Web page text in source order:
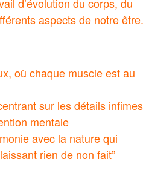
aspects de notre être.
où chaque muscle est au
sur les détails infimes
mentale
avec la nature qui
rien de non fait”